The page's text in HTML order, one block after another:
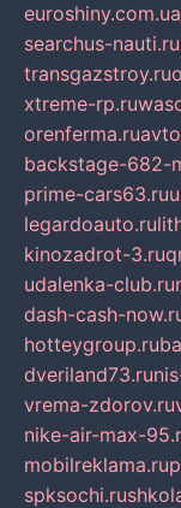
euroshiny.com.ua
searchus-nauti.ru
transgazstroy.ru
xtreme-rp.ru
orenferma.ru
backstage-682-
prime-cars63.ru
legardoauto.ru
kinozadrot-3.ru
udalenka-club.ru
dash-cash-
hotteygroup.ru
dveriland73.ru
vrema-zdorov.ru
nike-air-max-
mobilreklama.ru
spksochi.ru